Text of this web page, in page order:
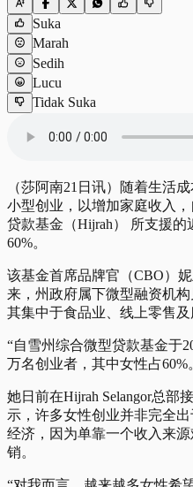
Suka
Marah
Sedih
Lucu
Tidak Suka
（莎阿南21日讯）随着生活
小型创业，以增加家庭收入
贷款基金（Hijrah） 所支援
60%。
该基金首席品牌官（CBO）
来，州政府属下微型融资机
其集中于食品业、线上零售及
“自雪州综合微型贷款基金于
万名创业者，其中女性占60%
她日前在Hijrah Selangor总部
示，许多女性创业并非完全
经济，因为单靠一个收入来
销。